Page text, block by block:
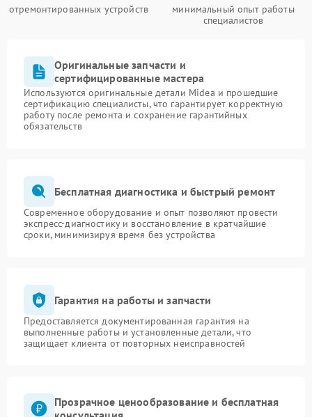
отремонтированных устройств
минимальный опыт работы
специалистов
Оригинальные запчасти и
сертифицированные мастера
Используются оригинальные детали Midea и прошедшие
сертификацию специалисты, что гарантирует корректную
работу после ремонта и сохранение гарантийных
обязательств
Бесплатная диагностика и быстрый ремонт
Современное оборудование и опыт позволяют провести
экспресс-диагностику и восстановление в кратчайшие
сроки, минимизируя время без устройства
Гарантия на работы и запчасти
Предоставляется документированная гарантия на
выполненные работы и установленные детали, что
защищает клиента от повторных неисправностей
Прозрачное ценообразование и бесплатная